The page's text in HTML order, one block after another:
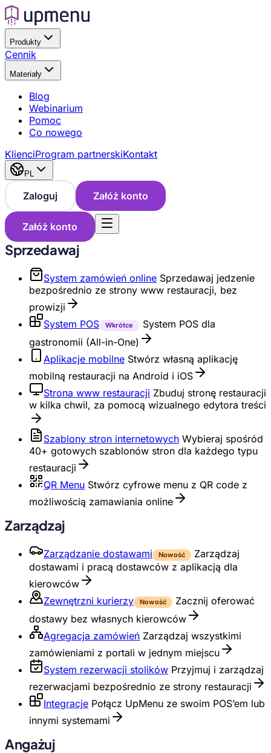
Produkty
Cennik
Materiały
Blog
Webinarium
Pomoc
Co nowego
KlienciProgram partnerskiKontakt
PL
Zaloguj Załóż konto
Załóż konto
Sprzedawaj
System zamówień online Sprzedawaj jedzenie
bezpośrednio ze strony www restauracji, bez
prowizji
System POS
Wkrótce
System POS dla
gastronomii (All-in-One)
Aplikacje mobilne Stwórz własną aplikację
mobilną restauracji na Android i iOS
Strona www restauracji Zbuduj stronę restauracji
w kilka chwil, za pomocą wizualnego edytora treści
Szablony stron internetowych Wybieraj spośród
40+ gotowych szablonów stron dla każdego typu
restauracji
QR Menu Stwórz cyfrowe menu z QR code z
możliwością zamawiania online
Zarządzaj
Zarządzanie dostawami Nowość
Zarządzaj
dostawami i pracą dostawców z aplikacją dla
kierowców
Zewnętrzni kurierzy
Nowość
Zacznij oferować
dostawy bez własnych kierowców
Agregacja zamówień Zarządzaj wszystkimi
zamówieniami z portali w jednym miejscu
System rezerwacji stolików Przyjmuj i zarządzaj
rezerwacjami bezpośrednio ze strony restauracji
Integracje Połącz UpMenu ze swoim POS’em lub
innymi systemami
Angażuj